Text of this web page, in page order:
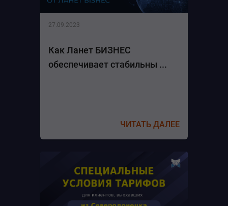
27.09.2023
Как Ланет БИЗНЕС
обеспечивает стабильны ...
ЧИТАТЬ ДАЛЕЕ